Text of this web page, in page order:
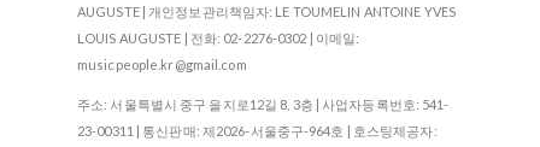
AUGUSTE | 개인정보관리책임자: LE TOUMELIN ANTOINE YVES
LOUIS AUGUSTE | 전화: 02-2276-0302 | 이메일:
musicpeople.kr@gmail.com
주소: 서울특별시 중구 을지로12길 8, 3층 | 사업자등록번호: 541-
23-00311 | 통신판매: 제2026-서울중구-964호 | 호스팅제공자: